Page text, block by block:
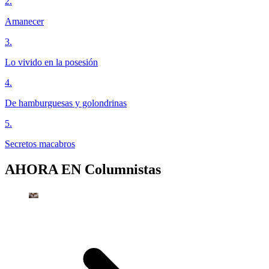
Amanecer
3.
Lo vivido en la posesión
4.
De hamburguesas y golondrinas
5.
Secretos macabros
AHORA EN Columnistas